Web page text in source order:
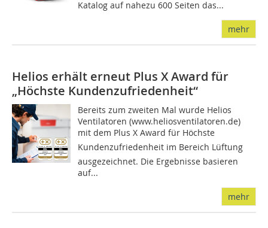
Katalog auf nahezu 600 Seiten das...
mehr
Helios erhält erneut Plus X Award für
„Höchste Kundenzufriedenheit“
Bereits zum zweiten Mal wurde Helios
Ventilatoren (www.heliosventilatoren.de)
mit dem Plus X Award für Höchste
Kundenzufriedenheit im Bereich Lüftung
ausgezeichnet. Die Ergebnisse basieren
auf...
mehr